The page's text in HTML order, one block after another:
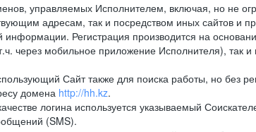
управляемых Исполнителем, включая, но не
адресам, так и посредством иных сайтов и
Регистрация производится на
через мобильное приложение Исполнителя), так и
Сайт также для поиска работы, но без
домена http://hh.kz.
логина используется указываемый
(SMS).